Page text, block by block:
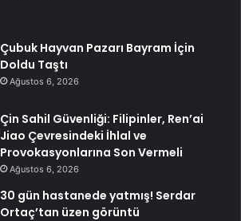
Çubuk Hayvan Pazarı Bayram İçin
Doldu Taştı
Ağustos 6, 2026
Çin Sahil Güvenliği: Filipinler, Ren’ai
Jiao Çevresindeki İhlal ve
Provokasyonlarına Son Vermeli
Ağustos 6, 2026
30 gün hastanede yatmış! Serdar
Ortaç’tan üzen görüntü